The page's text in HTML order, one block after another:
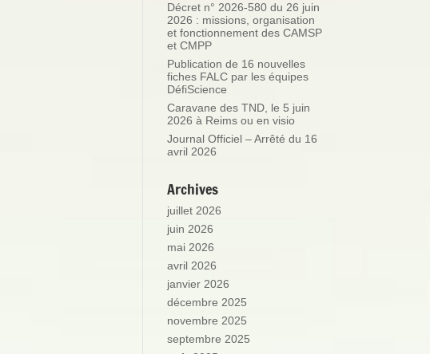
Décret n° 2026-580 du 26 juin
2026 : missions, organisation
et fonctionnement des CAMSP
et CMPP
Publication de 16 nouvelles
fiches FALC par les équipes
DéfiScience
Caravane des TND, le 5 juin
2026 à Reims ou en visio
Journal Officiel – Arrêté du 16
avril 2026
Archives
juillet 2026
juin 2026
mai 2026
avril 2026
janvier 2026
décembre 2025
novembre 2025
septembre 2025